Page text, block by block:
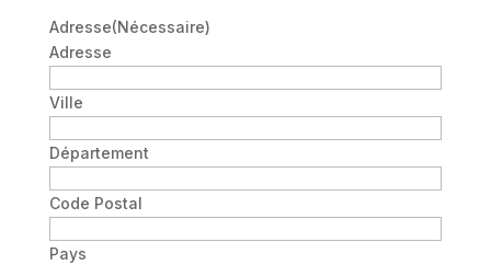
Adresse(Nécessaire)
Adresse
Ville
Département
Code Postal
Pays